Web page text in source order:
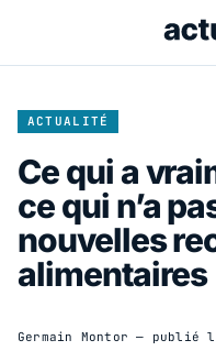
ACTUALITÉ
Ce qui a
ce qui n’a
nouvelles
alimentaires
Germain Montor — publié